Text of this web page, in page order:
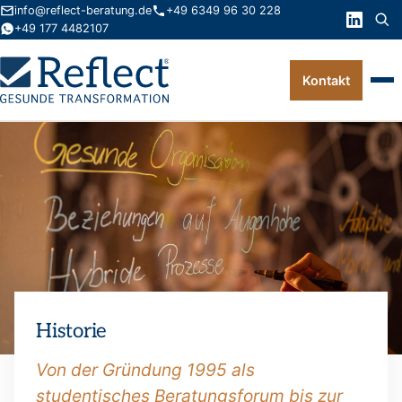
info@reflect-beratung.de
+49 6349 96 30 228
+49 177 4482107
Leistungen
Produkte
Wissen
Über uns
Kontakt
Historie
Von der Gründung 1995 als
studentisches Beratungsforum bis zur